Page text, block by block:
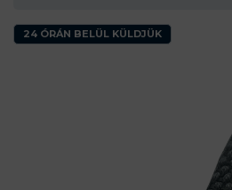
24 ÓRÁN BELÜL KÜLDJÜK